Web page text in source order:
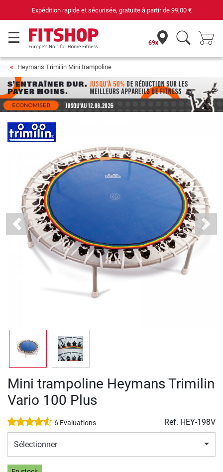
Expédition rapide et sécurisée, gratuite à partir de 99,00 €
69x
Heymans Trimilin Mini trampoline
Previous Next
Mini trampoline Heymans Trimilin
Vario 100 Plus
6 Evaluations Ref. HEY-198V
Sélectionner